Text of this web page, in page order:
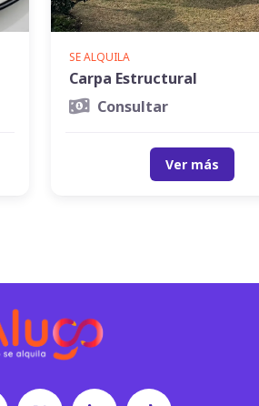
SE ALQUILA
Carpa Estructural
Consultar
Ver más